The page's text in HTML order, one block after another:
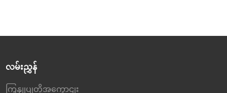
လမ်းညွှန်
ကြှနျုပျတို့အကွောငျး